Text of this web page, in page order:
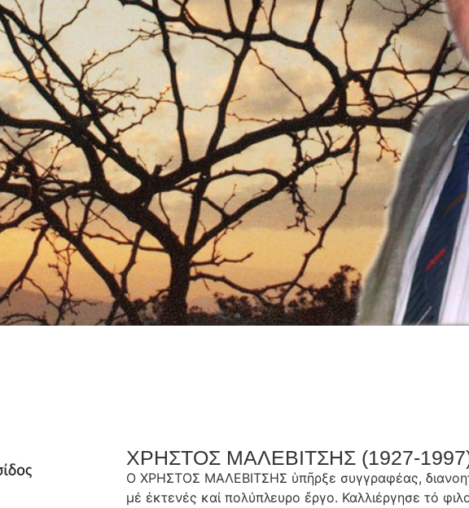
ΧΡΗΣΤΟΣ ΜΑΛΕΒΙΤΣΗΣ (1927-
Ο ΧΡΗΣΤΟΣ ΜΑΛΕΒΙΤΣΗΣ ὑπῆρξε συγγραφέας,
μέ ἐκτενές καί πολύπλευρο ἔργο. Καλλιέργησε τό